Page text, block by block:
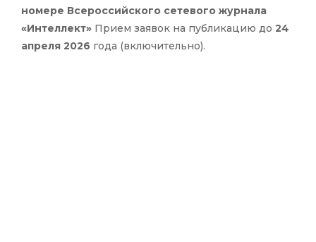
номере Всероссийского сетевого журнала
«Интеллект» Прием заявок на публикацию до 24
апреля 2026 года (включительно).